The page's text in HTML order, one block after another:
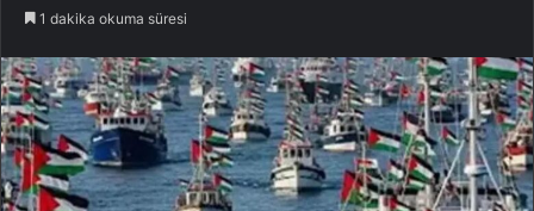
1 dakika okuma süresi